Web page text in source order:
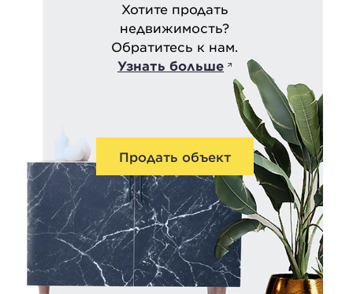
Хотите продать
недвижимость?
Обратитесь к нам.
Узнать больше
Продать объект